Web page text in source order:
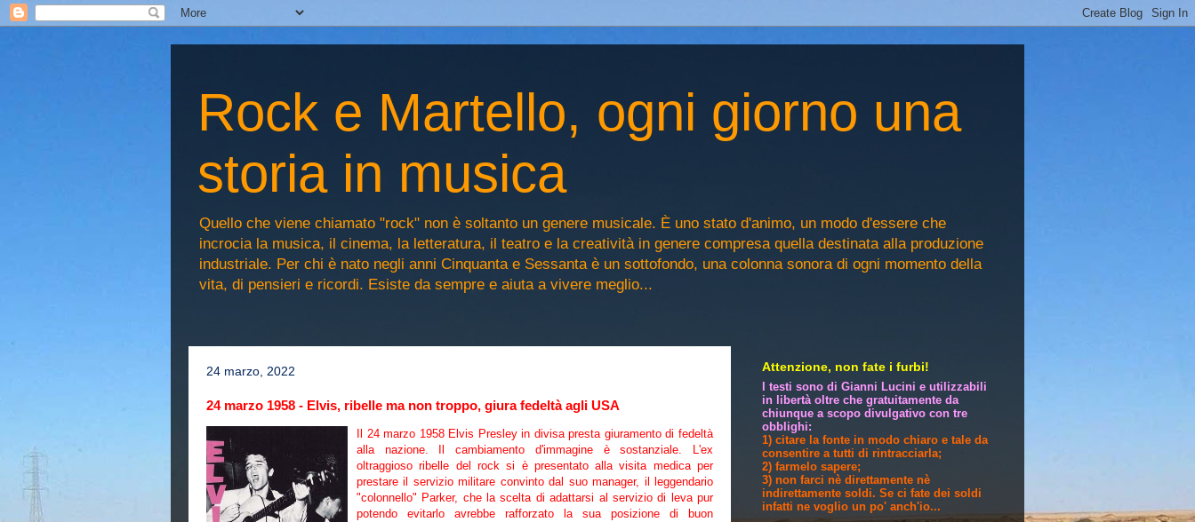
Rock e Martello, ogni giorno una
storia in musica
Quello che viene chiamato "rock" non è soltanto un genere musicale. È uno stato d'animo, un modo d'essere che
incrocia la musica, il cinema, la letteratura, il teatro e la creatività in genere compresa quella destinata alla produzione
industriale. Per chi è nato negli anni Cinquanta e Sessanta è un sottofondo, una colonna sonora di ogni momento della
vita, di pensieri e ricordi. Esiste da sempre e aiuta a vivere meglio...
24 marzo, 2022
24 marzo 1958 - Elvis, ribelle ma non troppo, giura fedeltà agli USA
Il 24 marzo 1958 Elvis Presley in divisa presta giuramento di fedeltà
alla nazione. Il cambiamento d'immagine è sostanziale. L'ex
oltraggioso ribelle del rock si è presentato alla visita medica per
prestare il servizio militare convinto dal suo manager, il leggendario
"colonnello" Parker, che la scelta di adattarsi al servizio di leva pur
potendo evitarlo avrebbe rafforzato la sua posizione di buon
Attenzione, non fate i furbi!
I testi sono di Gianni Lucini e utilizzabili
in libertà oltre che gratuitamente da
chiunque a scopo divulgativo con tre
obblighi:
1) citare la fonte in modo chiaro e tale da
consentire a tutti di rintracciarla;
2) farmelo sapere;
3) non farci nè direttamente nè
indirettamente soldi. Se ci fate dei soldi
infatti ne voglio un po' anch'io...